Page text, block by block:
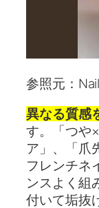
参照元：
異なる質感
す。「つや
ア」、「爪
フレンチネ
ンスよく組
付いて垢抜